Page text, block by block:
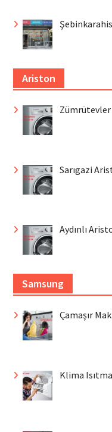
Ariston
Zümrütevler
Sarıgazi
Aydınlı
Samsung
Çamaşır
Klima